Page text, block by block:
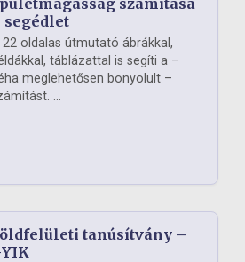
segédlet
22 oldalas útmutató ábrákkal,
táblázattal is segíti a –
meglehetősen bonyolult –
...
tanúsítvány –